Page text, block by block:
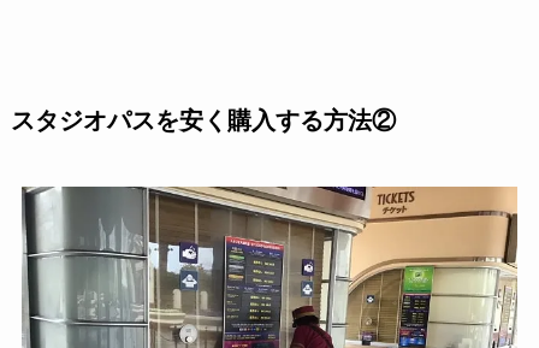
スタジオパスを安く購入する方法②